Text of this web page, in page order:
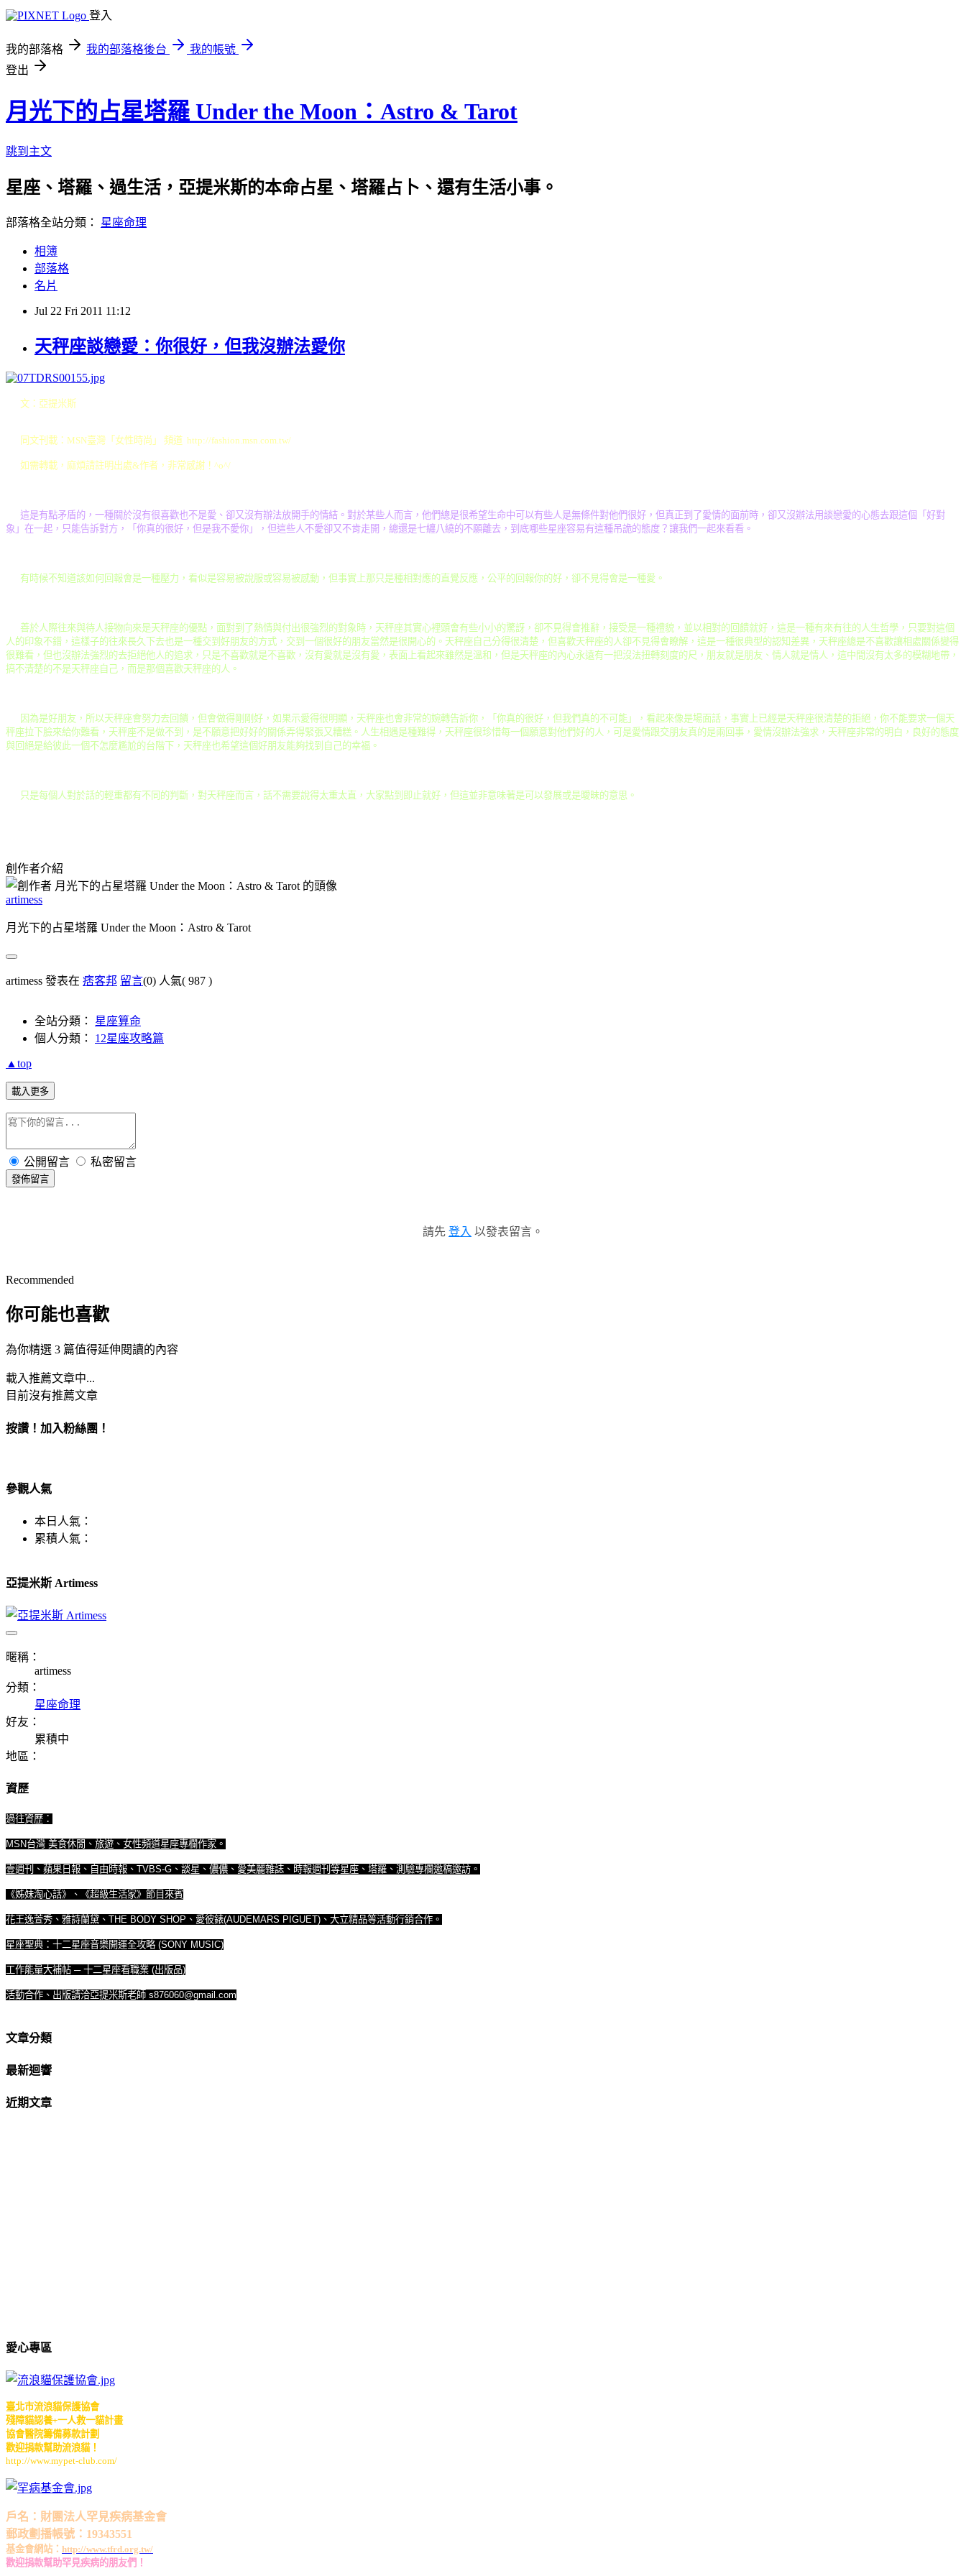
登入
我的部落格 我的部落格後台
我的帳號
登出
月光下的占星塔羅 Under the Moon：Astro & Tarot
跳到主文
星座、塔羅、過生活，亞提米斯的本命占星、塔羅占卜、還有生活小事。
部落格全站分類： 星座命理
相簿
部落格
名片
Jul 22 Fri 2011 11:12
天秤座談戀愛：你很好，但我沒辦法愛你
文：亞提米斯
同文刊載：MSN臺灣「女性時尚」 頻道 http://fashion.msn.com.tw/
如需轉載，麻煩請註明出處&作者，非常感謝！^o^/
這是有點矛盾的，一種關於沒有很喜歡也不是愛、卻又沒有辦法放開手的情結。對於某些人而言，他們總是很希望生命中可以有些人是無條件對他們很好，但真正到了愛情的面前時，卻又沒辦法用談戀愛的心態去跟這個「好對
象」在一起，只能告訴對方，「你真的很好，但是我不愛你」，但這些人不愛卻又不肯走開，總還是七纏八繞的不願離去，到底哪些星座容易有這種吊詭的態度？讓我們一起來看看。
有時候不知道該如何回報會是一種壓力，看似是容易被說服或容易被感動，但事實上那只是種相對應的直覺反應，公平的回報你的好，卻不見得會是一種愛。
善於人際往來與待人接物向來是天秤座的優點，面對到了熱情與付出很強烈的對象時，天秤座其實心裡頭會有些小小的驚訝，卻不見得會推辭，接受是一種禮貌，並以相對的回饋就好，這是一種有來有往的人生哲學，只要對這個
人的印象不錯，這樣子的往來長久下去也是一種交到好朋友的方式，交到一個很好的朋友當然是很開心的。天秤座自己分得很清楚，但喜歡天秤座的人卻不見得會瞭解，這是一種很典型的認知差異，天秤座總是不喜歡讓相處關係變得
很難看，但也沒辦法強烈的去拒絕他人的追求，只是不喜歡就是不喜歡，沒有愛就是沒有愛，表面上看起來雖然是溫和，但是天秤座的內心永遠有一把沒法扭轉刻度的尺，朋友就是朋友、情人就是情人，這中間沒有太多的模糊地帶，
搞不清楚的不是天秤座自己，而是那個喜歡天秤座的人。
因為是好朋友，所以天秤座會努力去回饋，但會做得剛剛好，如果示愛得很明顯，天秤座也會非常的婉轉告訴你，「你真的很好，但我們真的不可能」，看起來像是場面話，事實上已經是天秤座很清楚的拒絕，你不能要求一個天
秤座拉下臉來給你難看，天秤座不是做不到，是不願意把好好的關係弄得緊張又糟糕。人生相遇是種難得，天秤座很珍惜每一個願意對他們好的人，可是愛情跟交朋友真的是兩回事，愛情沒辦法強求，天秤座非常的明白，良好的態度
與回絕是給彼此一個不怎麼尷尬的台階下，天秤座也希望這個好朋友能夠找到自己的幸福。
只是每個人對於話的輕重都有不同的判斷，對天秤座而言，話不需要說得太重太直，大家點到即止就好，但這並非意味著是可以發展或是曖昧的意思。
創作者介紹
artimess
月光下的占星塔羅 Under the Moon：Astro & Tarot
artimess 發表在 痞客邦 留言(0) 人氣( 987 )
全站分類： 星座算命
個人分類： 12星座攻略篇
▲top
載入更多
公開留言 私密留言
發佈留言
請先 登入 以發表留言。
Recommended
你可能也喜歡
為你精選 3 篇值得延伸閱讀的內容
載入推薦文章中...
目前沒有推薦文章
按讚！加入粉絲團！
參觀人氣
本日人氣：
累積人氣：
亞提米斯 Artimess
暱稱：
artimess
分類：
星座命理
好友：
累積中
地區：
資歷
過往資歷：
MSN台灣 美食休閒、旅遊、女性頻道星座專欄作家。
壹週刊、蘋果日報、自由時報、TVBS-G、談星、儂儂、愛美麗雜誌、時報週刊等星座、塔羅、測驗專欄邀稿邀訪。
《姊妹淘心話》、《超級生活家》節目來賓
花王逸萱秀、雅詩蘭黛、THE BODY SHOP、 愛彼錶(AUDEMARS PIGUET)、大立精品等活動行銷合作。
星座聖典：十二星座音樂開運全攻略 (SONY MUSIC)
工作能量大補帖 ─ 十二星座看職業 (出版品)
活動合作、出版請洽亞提米斯老師 s876060@gmail.com
文章分類
最新迴響
近期文章
愛心專區
臺北市流浪貓保護協會
殘障貓認養+一人救一貓計畫
協會醫院籌備募款計劃
歡迎捐款幫助流浪貓！
http://www.mypet-club.com/
戶名：財團法人罕見疾病基金會
郵政劃播帳號：19343551
基金會網站： http://www.tfrd.org.tw/
歡迎捐款幫助罕見疾病的朋友們！